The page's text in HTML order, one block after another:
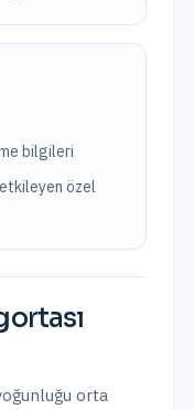
bilgileri
özel
orta